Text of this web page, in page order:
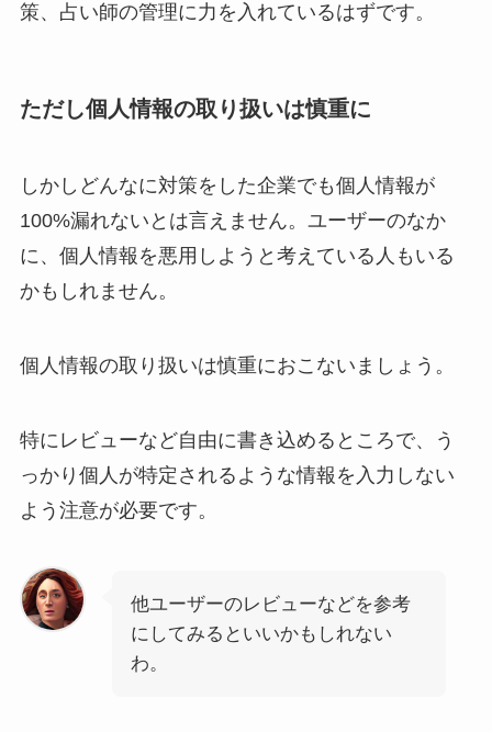
策、占い師の管理に力を入れているはずです。
ただし個人情報の取り扱いは慎重に
しかしどんなに対策をした企業でも個人情報が
100%漏れないとは言えません。ユーザーのなか
に、個人情報を悪用しようと考えている人もいる
かもしれません。
個人情報の取り扱いは慎重におこないましょう。
特にレビューなど自由に書き込めるところで、う
っかり個人が特定されるような情報を入力しない
よう注意が必要です。
他ユーザーのレビューなどを参考
にしてみるといいかもしれない
わ。